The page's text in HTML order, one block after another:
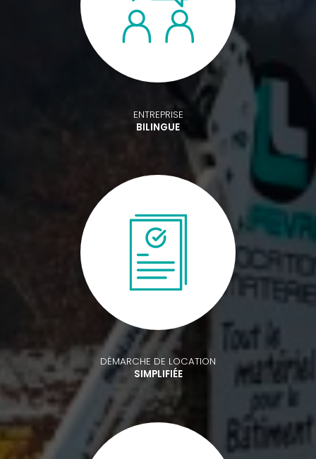
ENTREPRISE
BILINGUE
DÉMARCHE DE LOCATION
SIMPLIFIÉE